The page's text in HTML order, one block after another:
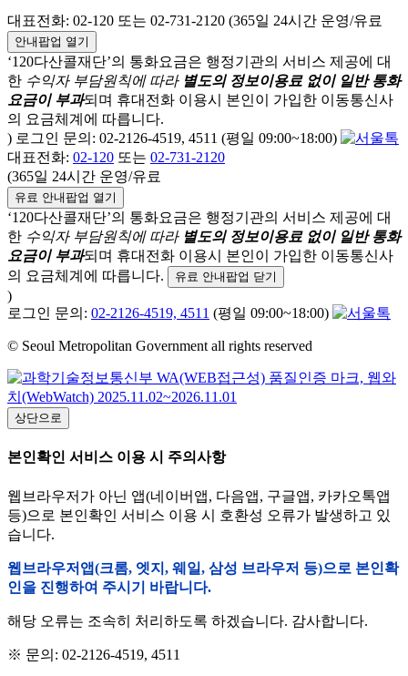
대표전화: 02-120 또는 02-731-2120 (365일 24시간 운영/유료
안내팝업 열기
‘120다산콜재단’의 통화요금은 행정기관의 서비스 제공에 대
한 수익자 부담원칙에 따라 별도의 정보이용료 없이 일반 통화
요금이 부과되며 휴대전화 이용시 본인이 가입한 이동통신사
의 요금체계에 따릅니다.
) 로그인 문의: 02-2126-4519, 4511 (평일 09:00~18:00)
대표전화: 02-120 또는 02-731-2120
(365일 24시간 운영/유료
유료 안내팝업 열기
‘120다산콜재단’의 통화요금은 행정기관의 서비스 제공에 대
한 수익자 부담원칙에 따라 별도의 정보이용료 없이 일반 통화
요금이 부과되며 휴대전화 이용시 본인이 가입한 이동통신사
의 요금체계에 따릅니다.
유료 안내팝업 닫기
)
로그인 문의: 02-2126-4519, 4511 (평일 09:00~18:00)
© Seoul Metropolitan Government all rights reserved
상단으로
본인확인 서비스 이용 시 주의사항
웹브라우저가 아닌 앱(네이버앱, 다음앱, 구글앱, 카카오톡앱
등)으로 본인확인 서비스 이용 시 호환성 오류가 발생하고 있
습니다.
웹브라우저앱(크롬, 엣지, 웨일, 삼성 브라우저 등)으로 본인확
인을 진행하여 주시기 바랍니다.
해당 오류는 조속히 처리하도록 하겠습니다. 감사합니다.
※ 문의: 02-2126-4519, 4511